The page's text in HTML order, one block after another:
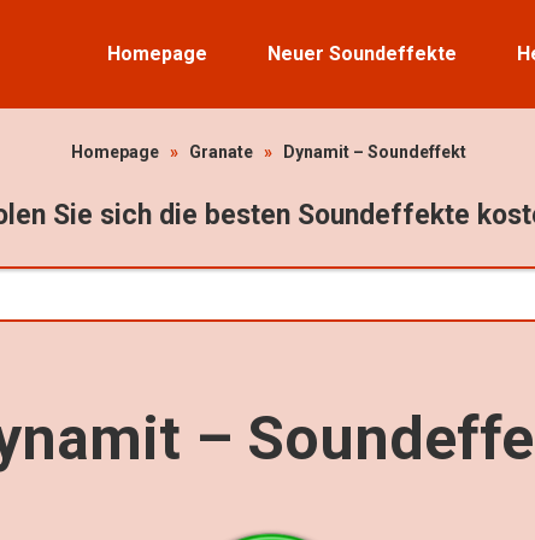
Homepage Neuer Soundeffekte
Homepage » Granate » Dynamit – Soundeffekt
Sie sich die besten Soundeffekte
–